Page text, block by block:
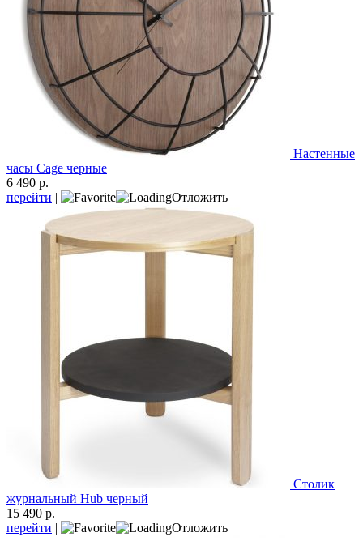
Настенные
часы Cage черные
6 490 р.
перейти | Отложить
Столик
журнальный Hub черный
15 490 р.
перейти | Отложить